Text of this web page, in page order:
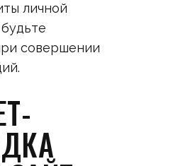
личной
совершении